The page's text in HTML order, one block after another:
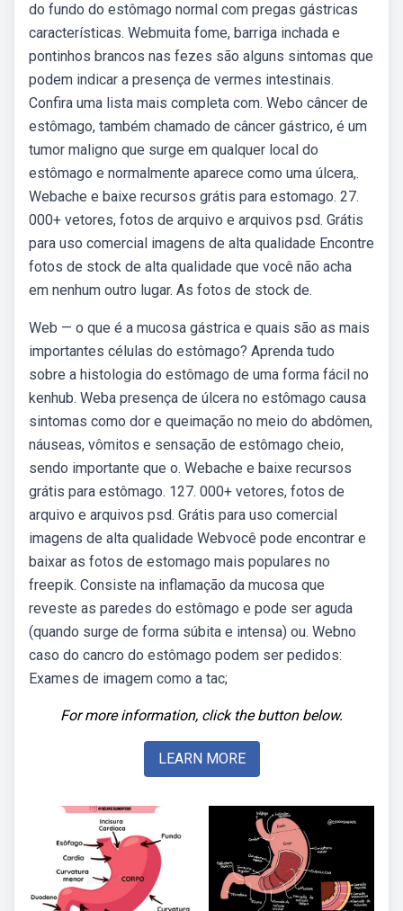
do fundo do estômago normal com pregas gástricas
características. Webmuita fome, barriga inchada e
pontinhos brancos nas fezes são alguns sintomas que
podem indicar a presença de vermes intestinais.
Confira uma lista mais completa com. Webo câncer de
estômago, também chamado de câncer gástrico, é um
tumor maligno que surge em qualquer local do
estômago e normalmente aparece como uma úlcera,.
Webache e baixe recursos grátis para estomago. 27.
000+ vetores, fotos de arquivo e arquivos psd. Grátis
para uso comercial imagens de alta qualidade Encontre
fotos de stock de alta qualidade que você não acha
em nenhum outro lugar. As fotos de stock de.
Web — o que é a mucosa gástrica e quais são as mais
importantes células do estômago? Aprenda tudo
sobre a histologia do estômago de uma forma fácil no
kenhub. Weba presença de úlcera no estômago causa
sintomas como dor e queimação no meio do abdômen,
náuseas, vômitos e sensação de estômago cheio,
sendo importante que o. Webache e baixe recursos
grátis para estômago. 127. 000+ vetores, fotos de
arquivo e arquivos psd. Grátis para uso comercial
imagens de alta qualidade Webvocê pode encontrar e
baixar as fotos de estomago mais populares no
freepik. Consiste na inflamação da mucosa que
reveste as paredes do estômago e pode ser aguda
(quando surge de forma súbita e intensa) ou. Webno
caso do cancro do estômago podem ser pedidos:
Exames de imagem como a tac;
For more information, click the button below.
LEARN MORE